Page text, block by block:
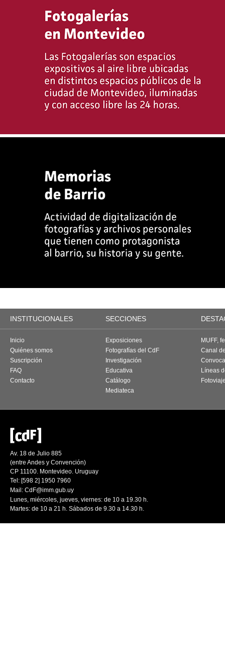
INSTITUCIONALES SECCIONES
Inicio
Quiénes somos
Suscripción
FAQ
Contacto
Exposiciones
Fotografías del CdF
Investigación
Educativa
Catálogo
Mediateca
MUFF,
Canal
Líneas
Av. 18 de Julio 885
(entre Andes y Convención)
CP 11100. Montevideo. Uruguay
Tel: [598 2] 1950 7960
Mail: CdF@imm.gub.uy
Lunes, miércoles, jueves, viernes: de 10 a 19.30 h.
Martes: de 10 a 21 h. Sábados de 9.30 a 14.30 h.